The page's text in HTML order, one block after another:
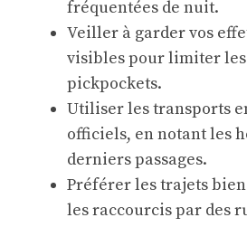
fréquentées de nuit.
Veiller à garder vos
visibles pour limiter les
pickpockets.
Utiliser les transports
officiels, en notant les
derniers passages.
Préférer les trajets
les raccourcis par des